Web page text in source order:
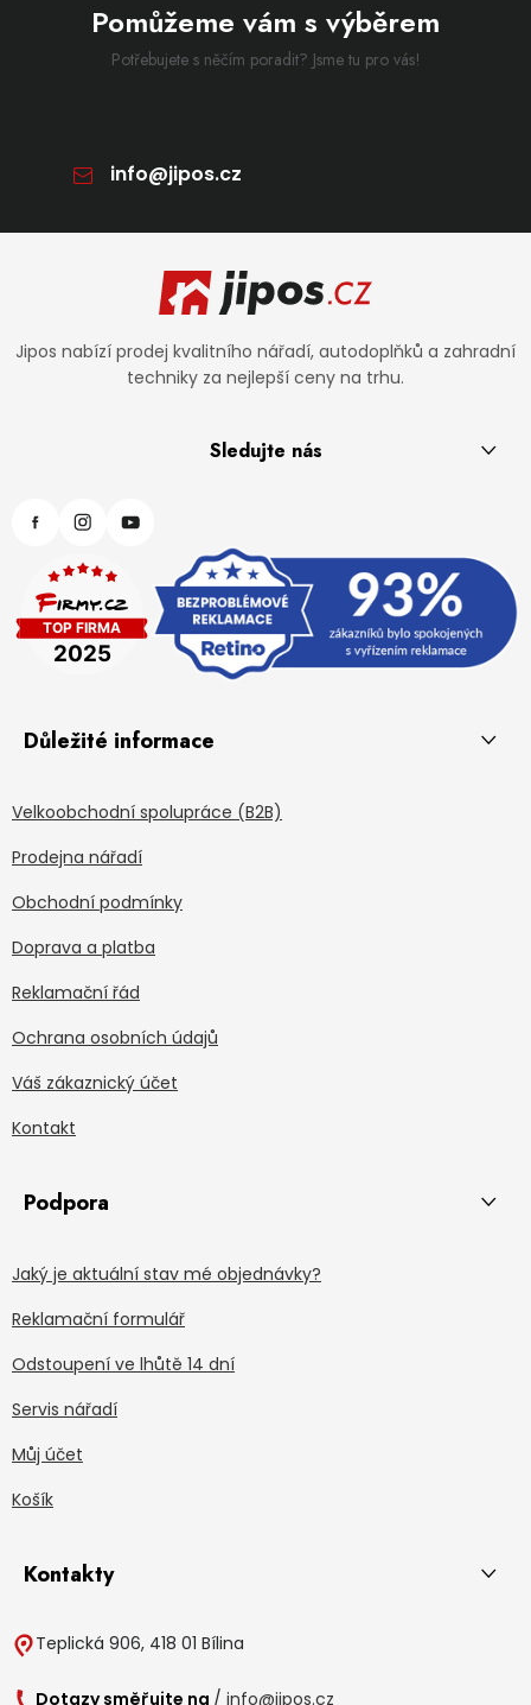
Pomůžeme vám s výběrem
Potřebujete s něčím poradit? Jsme tu pro vás!
info@jipos.cz
Jipos nabízí prodej kvalitního nářadí, autodoplňků a zahradní
techniky za nejlepší ceny na trhu.
Sledujte nás
Důležité informace
Velkoobchodní spolupráce (B2B)
Prodejna nářadí
Obchodní podmínky
Doprava a platba
Reklamační řád
Ochrana osobních údajů
Váš zákaznický účet
Kontakt
Podpora
Jaký je aktuální stav mé objednávky?
Reklamační formulář
Odstoupení ve lhůtě 14 dní
Servis nářadí
Můj účet
Košík
Kontakty
Teplická 906, 418 01 Bílina
Dotazy směřujte na / info@jipos.cz